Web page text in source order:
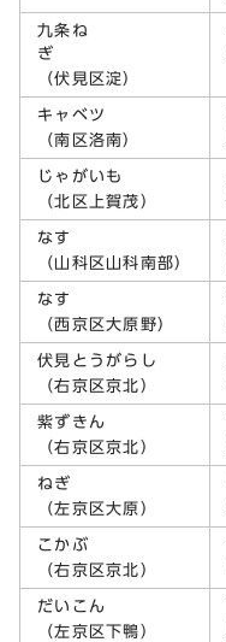
九条ね
ぎ
（伏見区淀）
キャベツ
（南区洛南）
じゃがいも
（北区上賀茂）
なす
（山科区山科南部）
なす
（西京区大原野）
伏見とうがらし
（右京区京北）
紫ずきん
（右京区京北）
ねぎ
（左京区大原）
こかぶ
（右京区京北）
だいこん
（左京区下鴨）